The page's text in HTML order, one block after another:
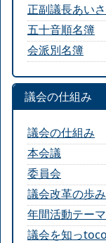
正副議長あい
五十音順名簿
会派別名簿
議会の仕組み
議会の仕組み
本会議
委員会
議会改革の歩み
年間活動テーマ
議会を知っ